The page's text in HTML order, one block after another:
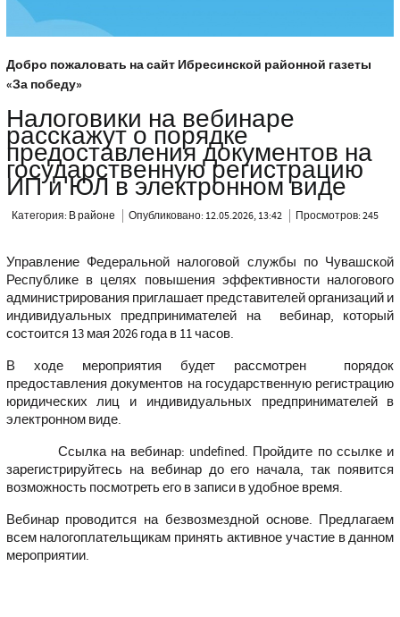
Добро пожаловать на сайт Ибресинской районной газеты
«За победу»
Налоговики на вебинаре
расскажут о порядке
предоставления документов на
государственную регистрацию
ИП и ЮЛ в электронном виде
Категория: В районе Опубликовано: 12.05.2026, 13:42 Просмотров: 245
Управление Федеральной налоговой службы по Чувашской
Республике в целях повышения эффективности налогового
администрирования приглашает представителей организаций и
индивидуальных предпринимателей на вебинар, который
состоится 13 мая 2026 года в 11 часов.
В ходе мероприятия будет рассмотрен порядок
предоставления документов на государственную регистрацию
юридических лиц и индивидуальных предпринимателей в
электронном виде.
Ссылка на вебинар: undefined. Пройдите по ссылке и
зарегистрируйтесь на вебинар до его начала, так появится
возможность посмотреть его в записи в удобное время.
Вебинар проводится на безвозмездной основе. Предлагаем
всем налогоплательщикам принять активное участие в данном
мероприятии.